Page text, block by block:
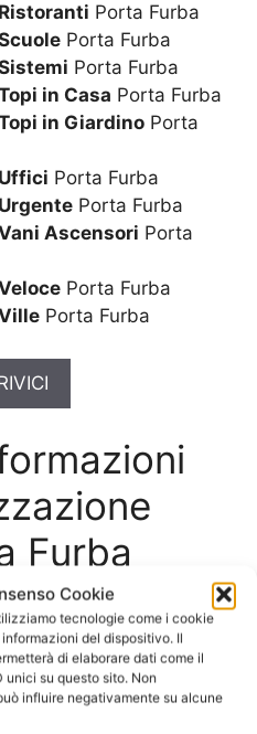
Cookie
tecnologie come i cookie
del dispositivo. Il
di elaborare dati come il
unici su questo sito. Non
influire negativamente su alcune
Porta Furba
Porta Furba
Porta Furba
in Casa Porta Furba
in Giardino Porta
Porta Furba
Porta Furba
Ascensori Porta
Porta Furba
Porta Furba
Furba
Prezzi
e dettagli